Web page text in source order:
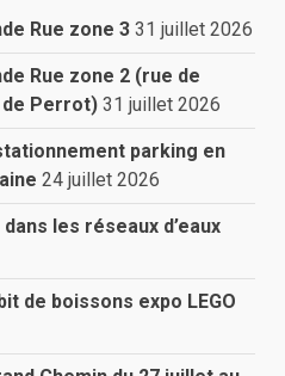
Rue zone 3 31 juillet 2026
Rue zone 2 (rue de
de Perrot) 31 juillet 2026
parking en
24 juillet 2026
les réseaux d’eaux
de boissons expo LEGO